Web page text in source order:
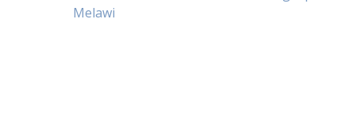
Melawi